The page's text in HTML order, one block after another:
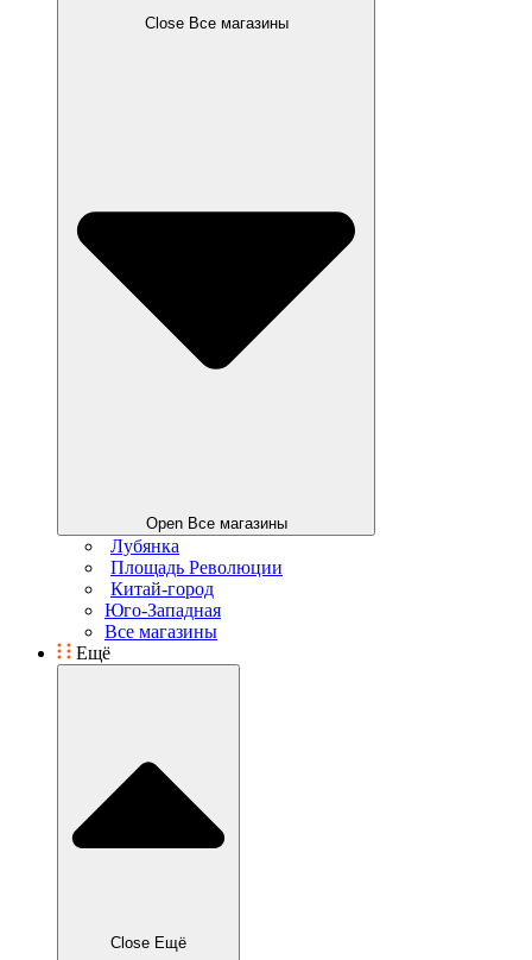
Close Все магазины
Open Все магазины
Лубянка
Площадь Революции
Китай-город
Юго-Западная
Все магазины
Ещё
Close Ещё